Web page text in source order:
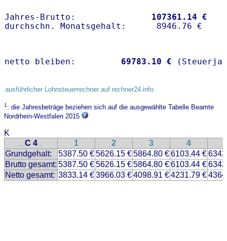
Jahres-Brutto: 107361.14 €
netto bleiben: 69783.10 €
ausführlicher Lohnsteuerrechner auf rechner24.info
1: die Jahresbeträge beziehen sich auf die ausgewählte Tabelle Beamte
Nordrhein-Westfalen 2015
K
.. C 4 .. 1 2 3 4
Grundgehalt:
5387.50 €5626.15 €5864.80 €6103.44 €
Brutto gesamt: 5387.50 €5626.15 €5864.80 €6103.44 €
Netto gesamt: 3833.14 €3966.03 €4098.91 €4231.79 €